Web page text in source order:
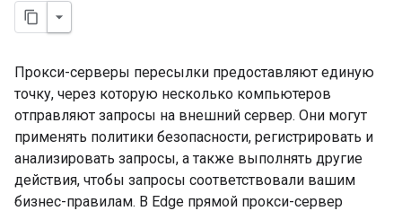
Прокси-серверы пересылки предоставляют единую
точку, через которую несколько компьютеров
отправляют запросы на внешний сервер. Они могут
применять политики безопасности, регистрировать и
анализировать запросы, а также выполнять другие
действия, чтобы запросы соответствовали вашим
бизнес-правилам. В Edge прямой прокси-сервер